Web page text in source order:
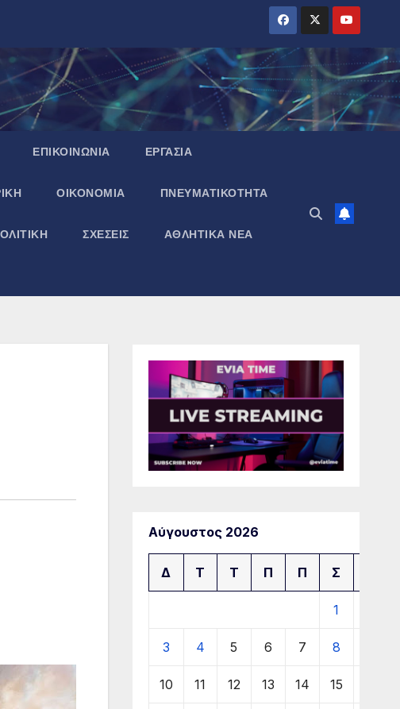
ΕΠΙΚΟΙΝΩΝΙΑ ΕΡΓΑΣΙΑ
ΟΙΚΟΝΟΜΙΑ ΠΝΕΥΜΑΤΙΚΌΤΗΤΑ
ΣΧΕΣΕΙΣ ΑΘΛΗΤΙΚΑ ΝΕΑ
Αύγουστος 2026
Δ Τ Τ Π Π Σ
1
3 4 5 6 7 8
10 11 12 13 14 15